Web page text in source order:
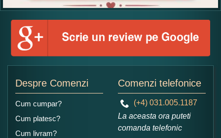
Despre Comenzi
Cum cumpar?
Cum platesc?
Cum livram?
Comenzi telefonice
(+4) 031.005.1187
La aceasta ora puteti
comanda telefonic